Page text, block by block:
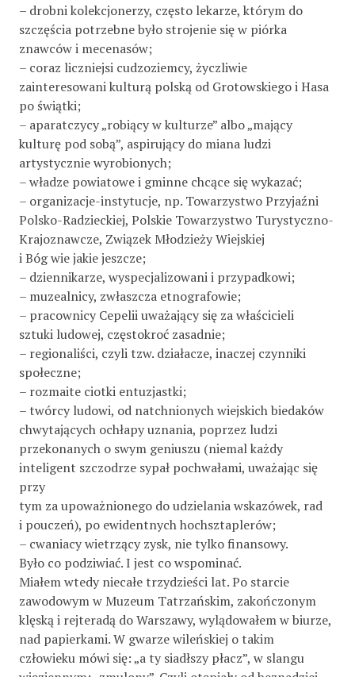
– drobni kolekcjonerzy, często lekarze, którym do
szczęścia potrzebne było strojenie się w piórka
znawców i mecenasów;
– coraz liczniejsi cudzoziemcy, życzliwie
zainteresowani kulturą polską od Grotowskiego i Hasa
po świątki;
– aparatczycy „robiący w kulturze” albo „mający
kulturę pod sobą”, aspirujący do miana ludzi
artystycznie wyrobionych;
– władze powiatowe i gminne chcące się wykazać;
– organizacje-instytucje, np. Towarzystwo Przyjaźni
Polsko-Radzieckiej, Polskie Towarzystwo Turystyczno-
Krajoznawcze, Związek Młodzieży Wiejskiej
i Bóg wie jakie jeszcze;
– dziennikarze, wyspecjalizowani i przypadkowi;
– muzealnicy, zwłaszcza etnografowie;
– pracownicy Cepelii uważający się za właścicieli
sztuki ludowej, częstokroć zasadnie;
– regionaliści, czyli tzw. działacze, inaczej czynniki
społeczne;
– rozmaite ciotki entuzjastki;
– twórcy ludowi, od natchnionych wiejskich biedaków
chwytających ochłapy uznania, poprzez ludzi
przekonanych o swym geniuszu (niemal każdy
inteligent szczodrze sypał pochwałami, uważając się
przy
tym za upoważnionego do udzielania wskazówek, rad
i pouczeń), po ewidentnych hochsztaplerów;
– cwaniacy wietrzący zysk, nie tylko finansowy.
Było co podziwiać. I jest co wspominać.
Miałem wtedy niecałe trzydzieści lat. Po starcie
zawodowym w Muzeum Tatrzańskim, zakończonym
klęską i rejteradą do Warszawy, wylądowałem w biurze,
nad papierkami. W gwarze wileńskiej o takim
człowieku mówi się: „a ty siadłszy płacz”, w slangu